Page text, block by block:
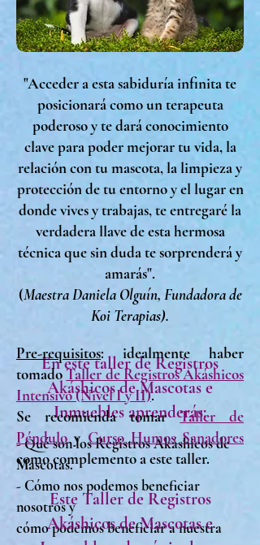
En este taller de Registros
Akáshicos de Mascotas e
Inmuebles aprenderás:
- Qué son los Registros Akáshicos de
Mascotas.
- Cómo nos podemos beneficiar
nosotros y
cómo podemos beneficiar a nuestra
"Acceder a esta sabiduría infinita te
posicionará como un terapeuta
poderoso y te dará conocimiento
clave para poder mejorar tu vida, la
relación con tu mascota, la limpieza y
protección de tu entorno y el lugar en
donde vives y trabajas, te entregaré la
verdadera llave de esta hermosa
técnica que sin duda te sorprenderá y
amarás".
(MaestraDaniela Olguín, Fundadora de
Koi Terapias).
Pre-requisitos: idealmente haber
tomadoTaller de Registros Akáshicos
Intensivo (Nivel I y II).
Se recomienda tomarTaller de
PénduloyCurso Humos Sanadores
como complemento a este taller.
Este Taller de Registros
Akáshicos de Mascotas e